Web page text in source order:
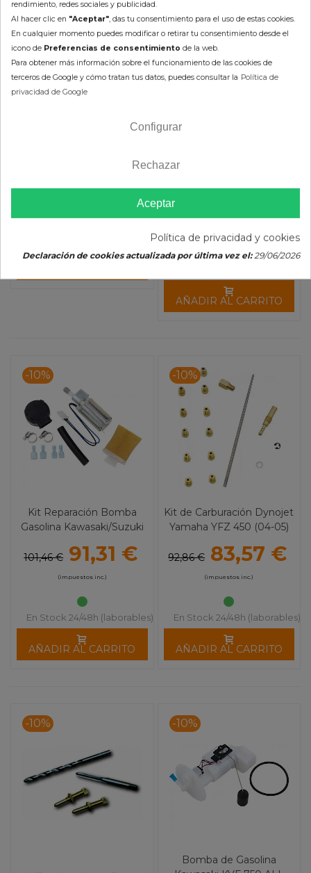
Kit Reparación Bomba
91,31 €
En Stock 24/48h (laborables)
Completa Polaris All Balls
AÑADIR AL CARRITO
-10%
Kit Reparación Bomba
Gasolina Kawasaki/Suzuki
101,46 € 91,31 €
(impuestos inc.)
En Stock 24/48h (laborables)
AÑADIR AL CARRITO
-10%
Kit de Carburación Dynojet
Yamaha YFZ 450 (04-05)
92,86 € 83,57 €
(impuestos inc.)
En Stock 24/48h (laborables)
AÑADIR AL CARRITO
-10% -10%
Bomba de Gasolina
rendimiento, redes sociales y publicidad.
Al hacer clic en "Aceptar" , das tu consentimiento para el uso de estas cookies.
En cualquier momento puedes modificar o retirar tu consentimiento desde el
icono de Preferencias de consentimiento de la web.
Para obtener más información sobre el funcionamiento de las cookies de
terceros de Google y cómo tratan tus datos, puedes consultar la Política de
privacidad de Google
Configurar
Rechazar
Aceptar
Política de privacidad y cookies
Declaración de cookies actualizada por última vez el:29/06/2026